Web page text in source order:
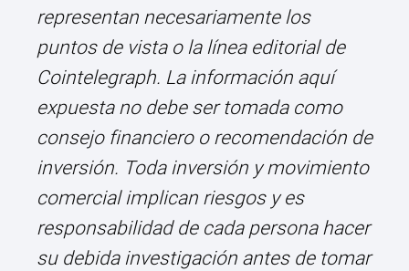
representan necesariamente los
puntos de vista o la línea editorial de
Cointelegraph. La información aquí
expuesta no debe ser tomada como
consejo financiero o recomendación de
inversión. Toda inversión y movimiento
comercial implican riesgos y es
responsabilidad de cada persona hacer
su debida investigación antes de tomar